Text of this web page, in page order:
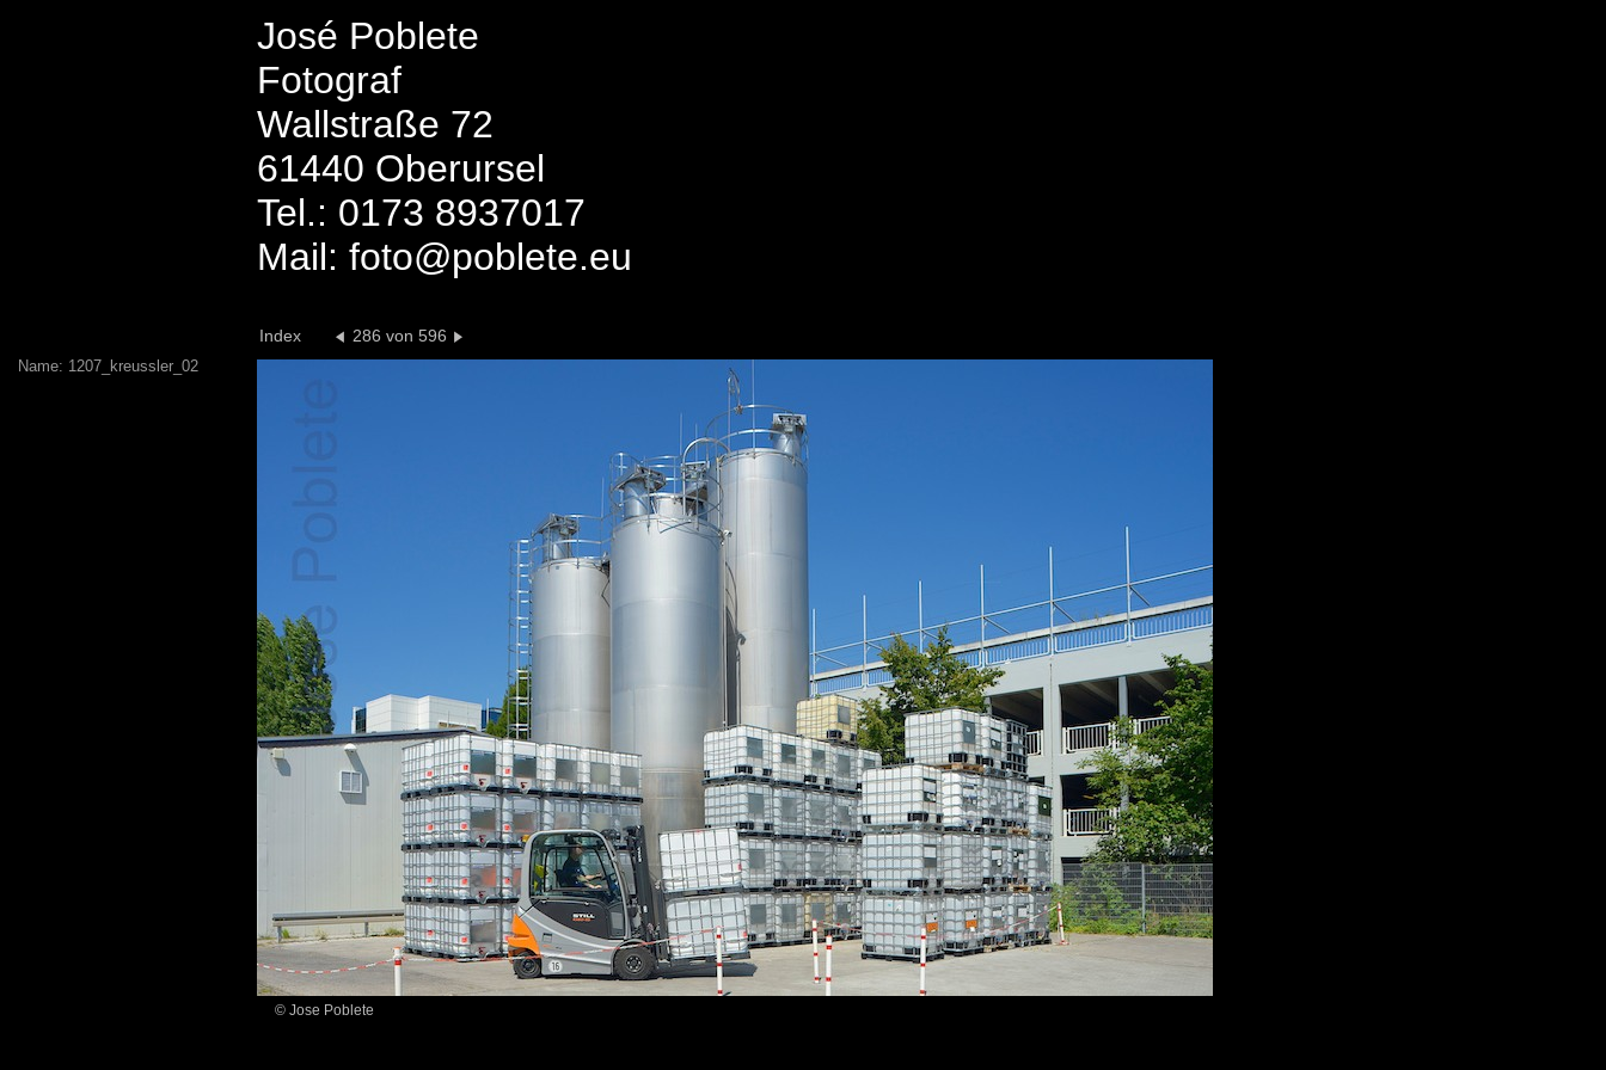
José Poblete
Fotograf
Wallstraße 72
61440 Oberursel
Tel.: 0173 8937017
Mail: foto@poblete.eu
Index 286 von 596
Name: 1207_kreussler_02
© Jose Poblete